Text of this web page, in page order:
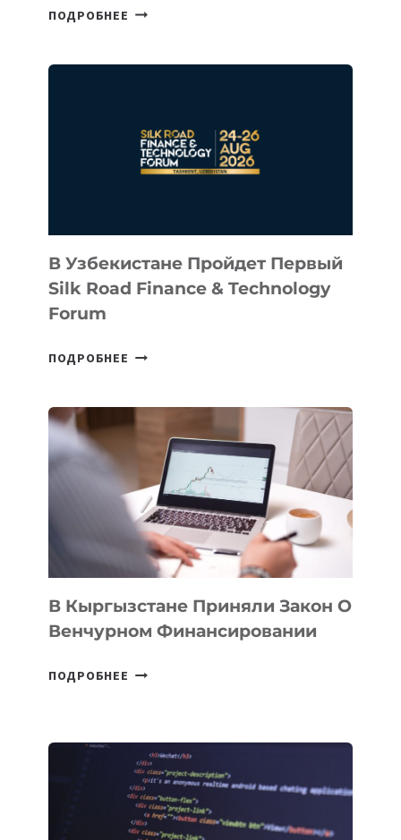
ПОДРОБНЕЕ CEO
NACE.AI
В Узбекистане Пройдет Первый
Silk Road Finance & Technology
Forum
ПОДРОБНЕЕ
FINANCE
&
TECHNOLOGY
FORUM
В Кыргызстане Приняли Закон О
Венчурном Финансировании
ПОДРОБНЕЕ
О
ВЕНЧУРНОМ
ФИНАНСИРОВАНИИ